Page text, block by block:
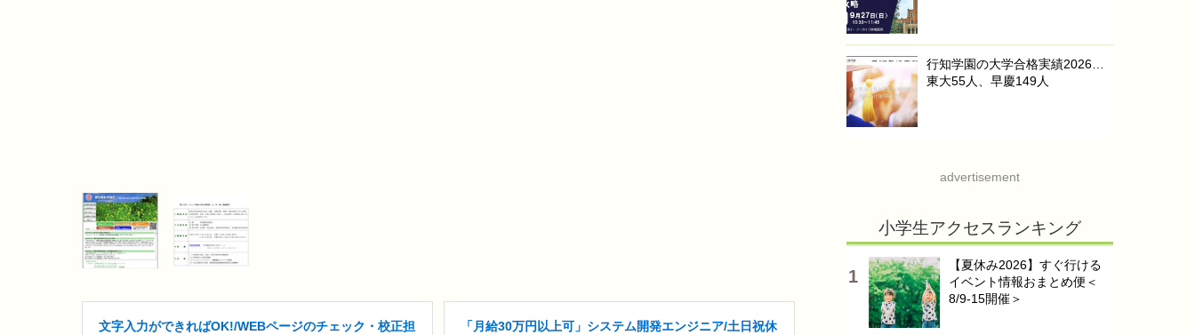
文字入力ができればOK!/WEBページのチェック・校正担
「月給30万円以上可」システム開発エンジニア/土日祝休
行知学園の大学合格実績2026…
東大55人、早慶149人
advertisement
小学生アクセスランキング
【夏休み2026】すぐ行ける
イベント情報おまとめ便＜
8/9-15開催＞